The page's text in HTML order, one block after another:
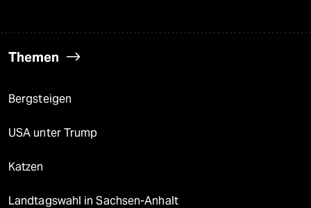
Themen
Bergsteigen
USA unter Trump
Katzen
Landtagswahl in Sachsen-Anhalt